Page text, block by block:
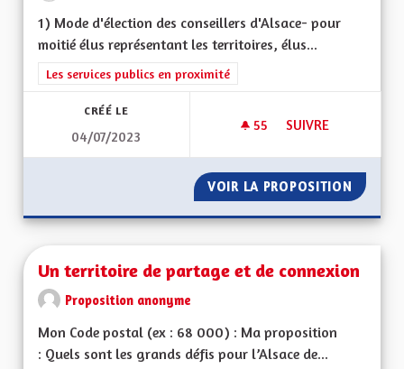
1) Mode d'élection des conseillers d'Alsace- pour
moitié élus représentant les territoires, élus...
Filtrer les résultats de la catégorie : Les services publics en
Les services publics en proximité
CRÉÉ LE
04/07/2023
55 55 ABONNÉS
SUIVRE
VOIR LA PROPOSITION
Un territoire de partage et de connexion
Proposition anonyme
Mon Code postal (ex : 68 000) : Ma proposition
: Quels sont les grands défis pour l’Alsace de...